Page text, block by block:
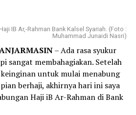
IB Ar,-Rahman Bank Kalsel Syariah. (Foto :
Muhammad Junaidi Nasri)
– Ada rasa syukur
sangat membahagiakan. Setelah
untuk mulai menabung
berhaji, akhirnya hari ini saya
Haji iB Ar-Rahman di Bank